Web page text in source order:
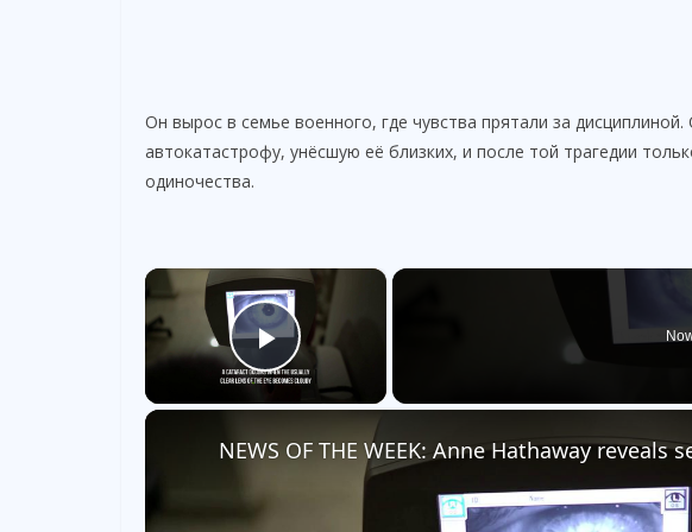
Он вырос в семье военного, где чувства прятали за
автокатастрофу, унёсшую её близких, и после той трагедии
одиночества.
×
Play Video
NEWS OF THE WEEK: Anne Hathaway